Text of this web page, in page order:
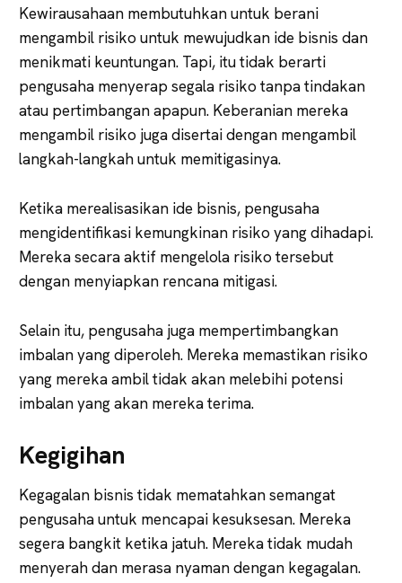
Kewirausahaan membutuhkan untuk berani
mengambil risiko untuk mewujudkan ide bisnis dan
menikmati keuntungan. Tapi, itu tidak berarti
pengusaha menyerap segala risiko tanpa tindakan
atau pertimbangan apapun. Keberanian mereka
mengambil risiko juga disertai dengan mengambil
langkah-langkah untuk memitigasinya.
Ketika merealisasikan ide bisnis, pengusaha
mengidentifikasi kemungkinan risiko yang dihadapi.
Mereka secara aktif mengelola risiko tersebut
dengan menyiapkan rencana mitigasi.
Selain itu, pengusaha juga mempertimbangkan
imbalan yang diperoleh. Mereka memastikan risiko
yang mereka ambil tidak akan melebihi potensi
imbalan yang akan mereka terima.
Kegigihan
Kegagalan bisnis tidak mematahkan semangat
pengusaha untuk mencapai kesuksesan. Mereka
segera bangkit ketika jatuh. Mereka tidak mudah
menyerah dan merasa nyaman dengan kegagalan.